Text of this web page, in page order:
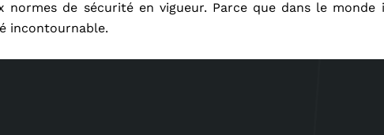
normes de sécurité en vigueur. Parce que dans le monde
incontournable.